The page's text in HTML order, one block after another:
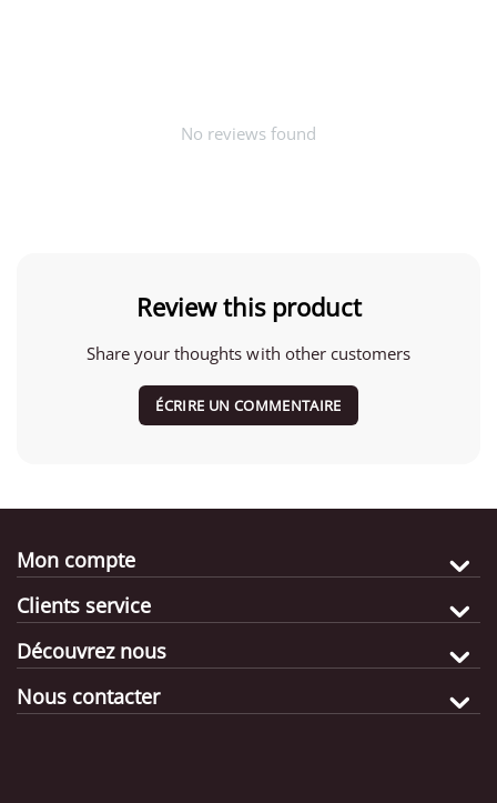
No reviews found
Review this product
Share your thoughts with other customers
ÉCRIRE UN COMMENTAIRE
Mon compte
Clients service
Découvrez nous
Nous contacter